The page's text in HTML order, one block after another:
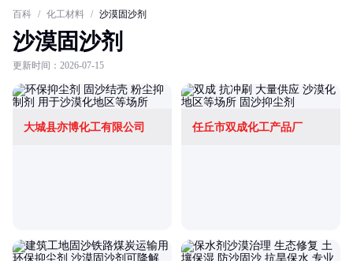
百科 / 化工材料 / 沙漠固沙剂
沙漠固沙剂
更新时间：2026-07-15
大城县亦博化工有限公司 任丘市双成化工产品厂